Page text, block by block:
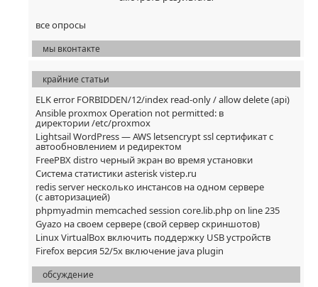
все опросы
мы вконтакте
крайние статьи
ELK error FORBIDDEN/12/index read-only / allow delete (api)
Ansible proxmox Operation not permitted: в
директории /etc/proxmox
Lightsail WordPress — AWS letsencrypt ssl сертификат с
автообновлением и редиректом
FreePBX distro черный экран во время установки
Система статистики asterisk vistep.ru
redis server несколько инстансов на одном сервере
(с авторизацией)
phpmyadmin memcached session core.lib.php on line 235
Gyazo на своем сервере (свой сервер скриншотов)
Linux VirtualBox включить поддержку USB устройств
Firefox версия 52/5x включение java plugin
обсуждение